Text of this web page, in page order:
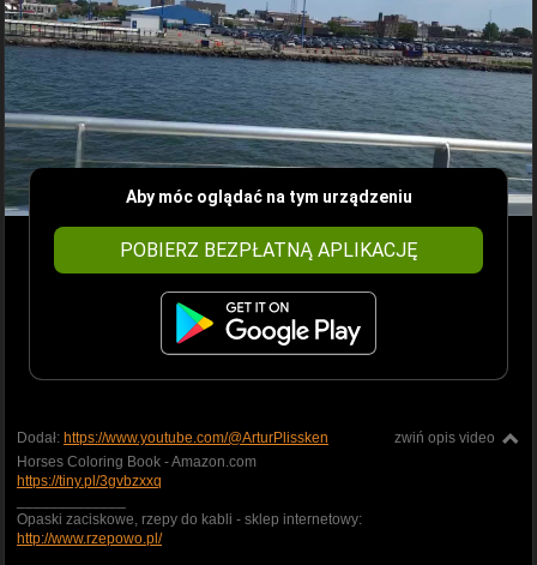
Aby móc oglądać na tym urządzeniu
POBIERZ BEZPŁATNĄ APLIKACJĘ
zwiń opis video
Dodał: https://www.youtube.com/@ArturPlissken
Horses Coloring Book - Amazon.com
https://tiny.pl/3gvbzxxq
Opaski zaciskowe, rzepy do kabli - sklep internetowy:
http://www.rzepowo.pl/